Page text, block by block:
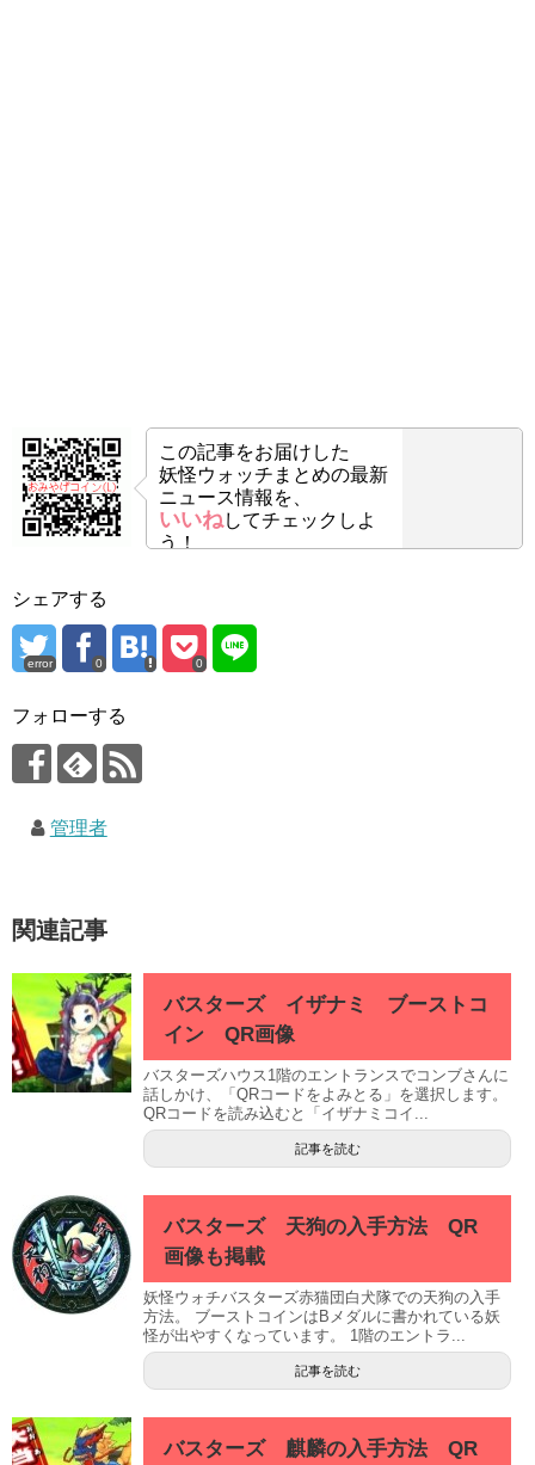
この記事をお届けした
妖怪ウォッチまとめの最新
ニュース情報を、
いいねしてチェックしよ
う！
シェアする
error 0 0
フォローする
管理者
関連記事
バスターズ イザナミ ブーストコ
イン QR画像
バスターズハウス1階のエントランスでコンブさんに
話しかけ、「QRコードをよみとる」を選択します。
QRコードを読み込むと「イザナミコイ...
記事を読む
バスターズ 天狗の入手方法 QR
画像も掲載
妖怪ウォチバスターズ赤猫団白犬隊での天狗の入手
方法。 ブーストコインはBメダルに書かれている妖
怪が出やすくなっています。 1階のエントラ...
記事を読む
バスターズ 麒麟の入手方法 QR